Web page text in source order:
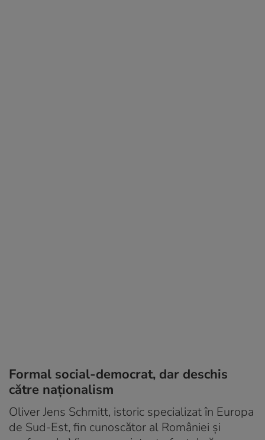
Formal social-democrat, dar deschis
către naționalism
Oliver Jens Schmitt, istoric specializat în Europa
de Sud-Est, fin cunoscător al României și